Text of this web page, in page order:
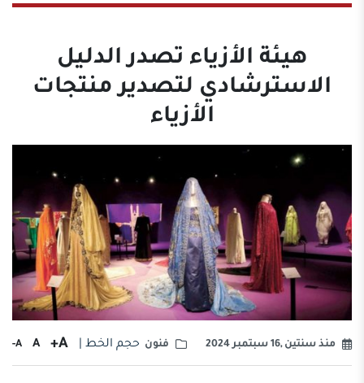
هيئة الأزياء تصدر الدليل
الاسترشادي لتصدير منتجات
الأزياء
منذ سنتين ,16 سبتمبر 2024 فنون حجم الخط | A+
A
A-